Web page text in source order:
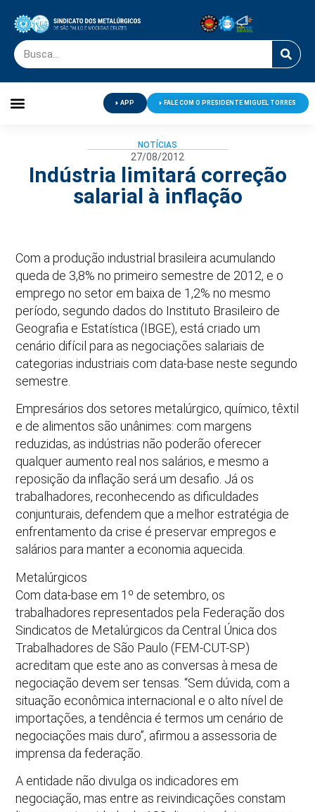
APP FALE COM O PRESIDENTE MIGUEL TORRES
NOTÍCIAS
27/08/2012
Indústria limitará correção
salarial à inflação
Com a produção industrial brasileira acumulando
queda de 3,8% no primeiro semestre de 2012, e o
emprego no setor em baixa de 1,2% no mesmo
período, segundo dados do Instituto Brasileiro de
Geografia e Estatística (IBGE), está criado um
cenário difícil para as negociações salariais de
categorias industriais com data-base neste segundo
semestre.
Empresários dos setores metalúrgico, químico, têxtil
e de alimentos são unânimes: com margens
reduzidas, as indústrias não poderão oferecer
qualquer aumento real nos salários, e mesmo a
reposição da inflação será um desafio. Já os
trabalhadores, reconhecendo as dificuldades
conjunturais, defendem que a melhor estratégia de
enfrentamento da crise é preservar empregos e
salários para manter a economia aquecida.
Metalúrgicos
Com data-base em 1º de setembro, os
trabalhadores representados pela Federação dos
Sindicatos de Metalúrgicos da Central Única dos
Trabalhadores de São Paulo (FEM-CUT-SP)
acreditam que este ano as conversas à mesa de
negociação devem ser tensas. “Sem dúvida, com a
situação econômica internacional e o alto nível de
importações, a tendência é termos um cenário de
negociações mais duro”, afirmou a assessoria de
imprensa da federação.
A entidade não divulga os indicadores em
negociação, mas entre as reivindicações constam